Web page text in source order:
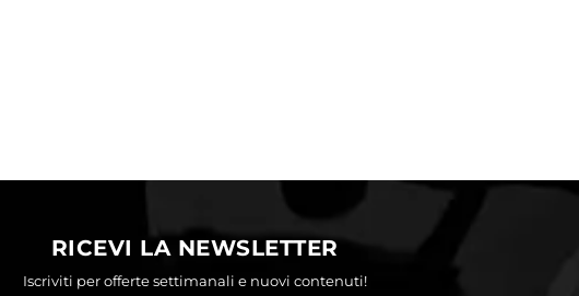
RICEVI LA NEWSLETTER
Iscriviti per offerte settimanali e nuovi contenuti!